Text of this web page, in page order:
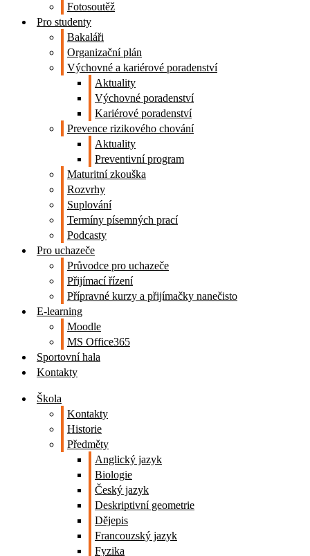
Fotosoutěž
Pro studenty
Bakaláři
Organizační plán
Výchovné a kariérové poradenství
Aktuality
Výchovné poradenství
Kariérové poradenství
Prevence rizikového chování
Aktuality
Preventivní program
Maturitní zkouška
Rozvrhy
Suplování
Termíny písemných prací
Podcasty
Pro uchazeče
Průvodce pro uchazeče
Přijímací řízení
Přípravné kurzy a přijímačky nanečisto
E-learning
Moodle
MS Office365
Sportovní hala
Kontakty
Škola
Kontakty
Historie
Předměty
Anglický jazyk
Biologie
Český jazyk
Deskriptivní geometrie
Dějepis
Francouzský jazyk
Fyzika